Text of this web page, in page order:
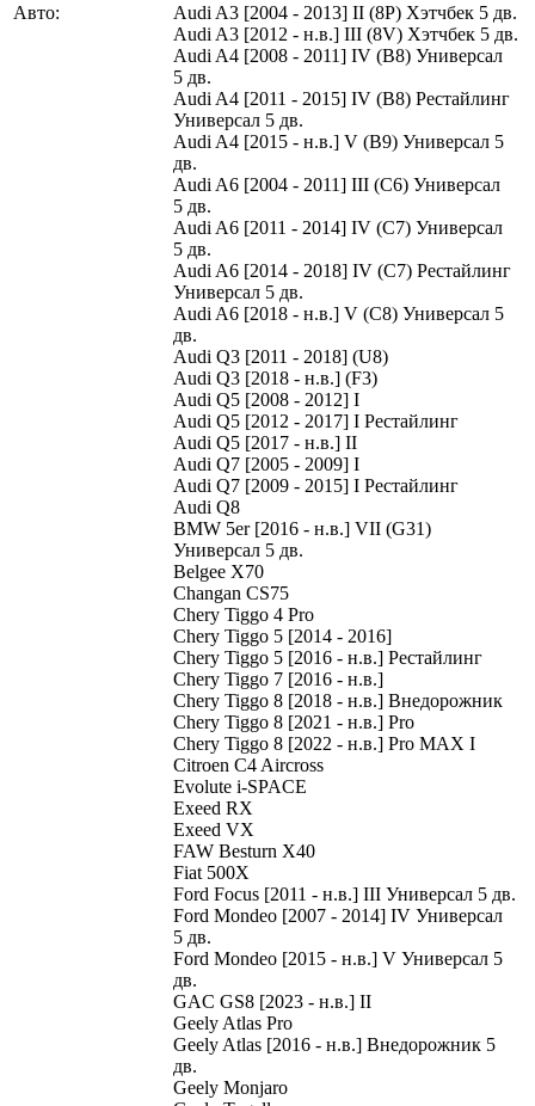
Авто:
Audi A3 [2004 - 2013] II (8P) Хэтчбек 5 дв.
Audi A3 [2012 - н.в.] III (8V) Хэтчбек 5 дв.
Audi A4 [2008 - 2011] IV (B8) Универсал
5 дв.
Audi A4 [2011 - 2015] IV (B8) Рестайлинг
Универсал 5 дв.
Audi A4 [2015 - н.в.] V (B9) Универсал 5
дв.
Audi A6 [2004 - 2011] III (C6) Универсал
5 дв.
Audi A6 [2011 - 2014] IV (C7) Универсал
5 дв.
Audi A6 [2014 - 2018] IV (C7) Рестайлинг
Универсал 5 дв.
Audi A6 [2018 - н.в.] V (C8) Универсал 5
дв.
Audi Q3 [2011 - 2018] (U8)
Audi Q3 [2018 - н.в.] (F3)
Audi Q5 [2008 - 2012] I
Audi Q5 [2012 - 2017] I Рестайлинг
Audi Q5 [2017 - н.в.] II
Audi Q7 [2005 - 2009] I
Audi Q7 [2009 - 2015] I Рестайлинг
Audi Q8
BMW 5er [2016 - н.в.] VII (G31)
Универсал 5 дв.
Belgee X70
Changan CS75
Chery Tiggo 4 Pro
Chery Tiggo 5 [2014 - 2016]
Chery Tiggo 5 [2016 - н.в.] Рестайлинг
Chery Tiggo 7 [2016 - н.в.]
Chery Tiggo 8 [2018 - н.в.] Внедорожник
Chery Tiggo 8 [2021 - н.в.] Pro
Chery Tiggo 8 [2022 - н.в.] Pro MAX I
Citroen C4 Aircross
Evolute i-SPACE
Exeed RX
Exeed VX
FAW Besturn X40
Fiat 500X
Ford Focus [2011 - н.в.] III Универсал 5 дв.
Ford Mondeo [2007 - 2014] IV Универсал
5 дв.
Ford Mondeo [2015 - н.в.] V Универсал 5
дв.
GAC GS8 [2023 - н.в.] II
Geely Atlas Pro
Geely Atlas [2016 - н.в.] Внедорожник 5
дв.
Geely Monjaro